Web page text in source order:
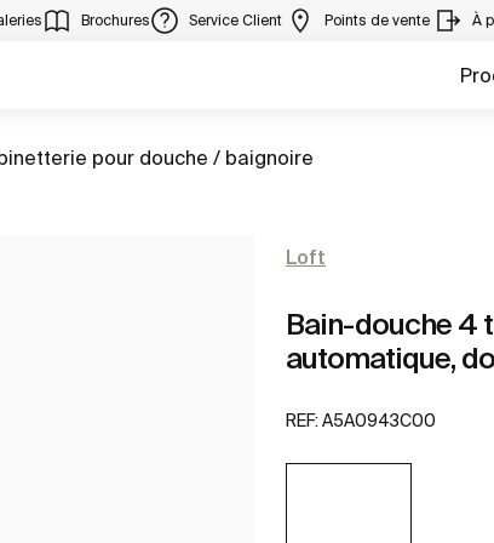
Brochures Service Client Points de vente À
à pour douche / baignoire
Loft
Bain-douche 4
automatique,
REF: A5A0943C00